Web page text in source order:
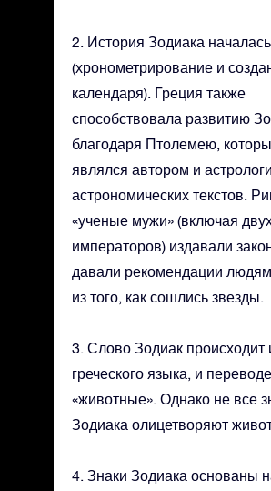
2. История Зодиака
(хронометрирование и
календаря). Греция также
способствовала развитию
благодаря Птолемею,
являлся автором и
астрономических текстов.
«ученые мужи» (включая
императоров) издавали
давали рекомендации
из того, как сошлись звезды.
3. Слово Зодиак происходит
греческого языка, и
«животные». Однако не все
Зодиака олицетворяют
4. Знаки Зодиака основаны